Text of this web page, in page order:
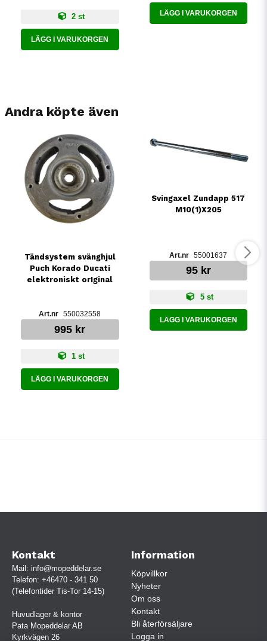
2 st
LÄGG I VARUKORGEN
LÄGG I VARUKORGEN
Andra köpte även
Tändsystem svänghjul
Puch Korado Ducati
elektroniskt orIginal
550032558
995 kr
1 st
LÄGG I VARUKORGEN
Svingaxel Zundapp 517
M10(1)X205
55001637
95 kr
5 st
LÄGG I VARUKORGEN
Kontakt
Mail: info@mopeddelar.se
Telefon: +46470 - 341 50
(Telefontider Tis-Tor 14-15)
Huvudlager & kontor
Pata Mopeddelar AB
Kyrkvägen 26
Information
Köpvillkor
Nyheter
Om oss
Kontakt
Bli återförsäljare
Logga in